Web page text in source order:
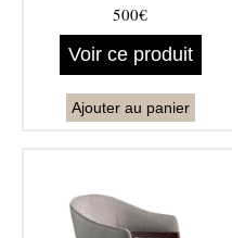
500€
Voir ce produit
Ajouter au panier